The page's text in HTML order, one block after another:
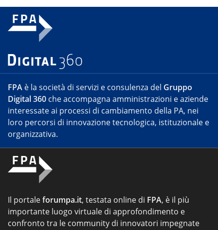
FPA è la società di servizi e consulenza del Gruppo
Digital 360 che accompagna amministrazioni e aziende
interessate ai processi di cambiamento della PA, nei
loro percorsi di innovazione tecnologica, istituzionale e
organizzativa.
Il portaleforumpa.it, testata online di FPA, è il più
importante luogo virtuale di approfondimento e
confronto tra le community di innovatori impegnate